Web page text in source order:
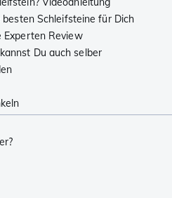
Schleifsteine für Dich
Experten Review
Du auch selber